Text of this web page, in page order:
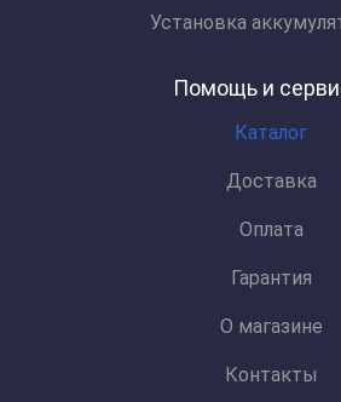
Установка
Помощь и
Каталог
Доставка
Оплата
Гарантия
О магазине
Контакты